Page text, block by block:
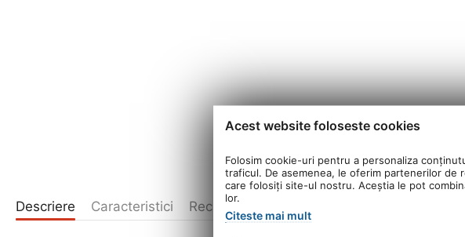
Descriere Caracteristici Recenzii produs
Acest website foloseste cookies
Folosim cookie-uri pentru a personaliza
traficul. De asemenea, le oferim partenerilor de
care folosiți site-ul nostru. Aceștia le pot
lor.
Citeste mai mult